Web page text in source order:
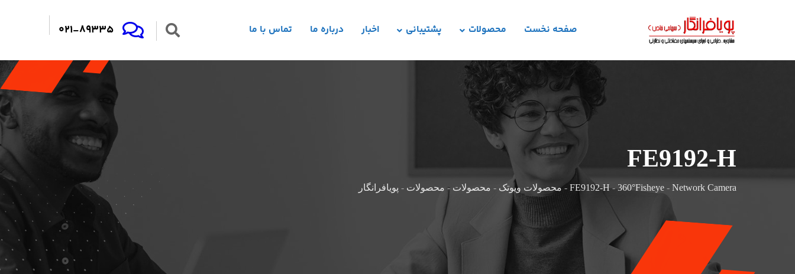
صفحه نخست محصولات پشتیبانی اخبار درباره ما تماس با ما 021-89335
FE9192-H
FE9192-H-360°Fisheye - Network Camera
-محصولات ویوتک - محصولات - محصولات - پویافرانگار